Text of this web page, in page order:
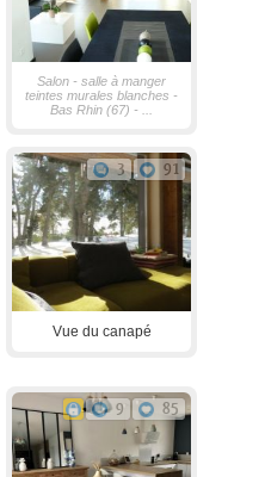
Salon - salle à manger
teintes murales blanches -
Bas Rhin (67) - ...
3 91
Vue du canapé
9 85